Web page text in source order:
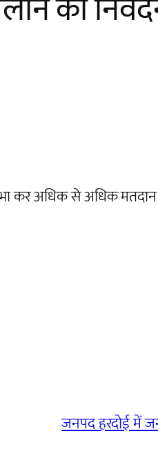
सभा कर अधिक से अधिक
जनपद हरदोई में